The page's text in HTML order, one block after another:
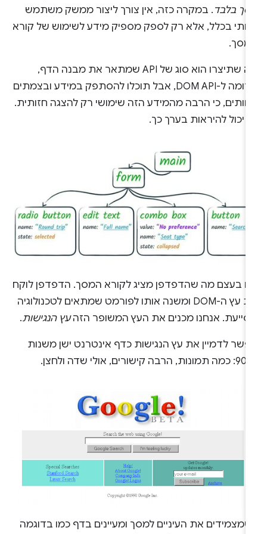
בלבד. במקרה כזה, אין צורך ליצור ממשק משתמש
בכלל, אלא רק לספק מספיק מידע לשימוש של קורא
מה שתיצרו הוא סוג של API שמתאר את מבנה הדף,
בדומה ל-DOM API, אבל תוכלו להסתפק במידע ובצמתים
כי הרבה מהמידע הזה שימושי רק להצגה חזותית.
יכול להיראות בערך כך.
בעצם מה שהדפדפן מציג לקורא המסך. הדפדפן לוקח
את עץ ה-DOM ומשנה אותו לפורמט שמתאים לטכנולוגיה
אנחנו מכנים את העץ המשופר הזהעץ הנגישות.
לדמיין את עץ הנגישות כדף אינטרנט ישן משנות
את העיניים למסך ומעיינים בדף כמו בדוגמה